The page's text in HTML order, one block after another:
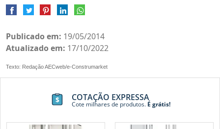
Publicado em: 19/05/2014
Atualizado em: 17/10/2022
Texto: Redação AECweb/e-Construmarket
COTAÇÃO EXPRESSA
Cote milhares de produtos.É grátis!